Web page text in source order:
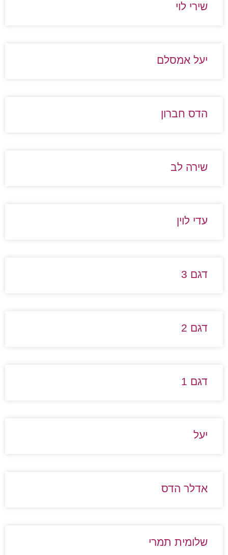
שירי לוי
יעל אמסלם
הדס חברון
שירה לב
עדי לוין
דגם 3
דגם 2
דגם 1
יעל
אדלר הדס
שלומית תמרי